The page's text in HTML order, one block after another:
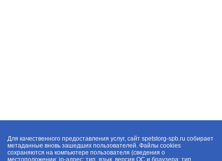
Для качественного предоставления услуг, сайт spetstorg-spb.ru собирает
метаданные вновь зашедших пользователей. Файлы cookies
сохраняются на компьютере пользователя (сведения о
местоположении; ip-адрес; тип, язык, версия ОС и браузера; тип